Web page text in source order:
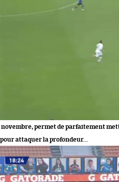
novembre, permet de parfaitement
attaquer la profondeur…